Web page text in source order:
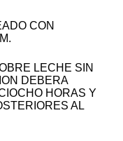
CON
LECHE SIN
DEBERA
HORAS Y
AL